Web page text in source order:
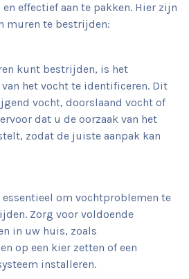
effectief aan te pakken. Hier zijn
muren te bestrijden:
kunt bestrijden, is het
het vocht te identificeren. Dit
vocht, doorslaand vocht of
dat u de oorzaak van het
zodat de juiste aanpak kan
om vochtproblemen te
Zorg voor voldoende
in uw huis, zoals
op een kier zetten of een
installeren.